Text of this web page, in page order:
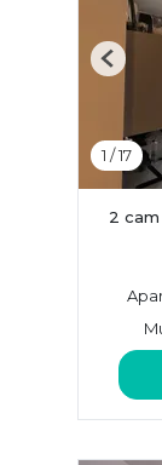
1 /17
2 cam